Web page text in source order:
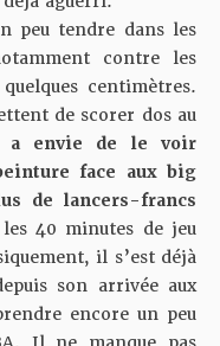
peu tendre dans les
contre les
centimètres.
de scorer dos au
a envie de le voir
face aux big
de lancers-francs
40 minutes de jeu
il s’est déjà
son arrivée aux
encore un peu